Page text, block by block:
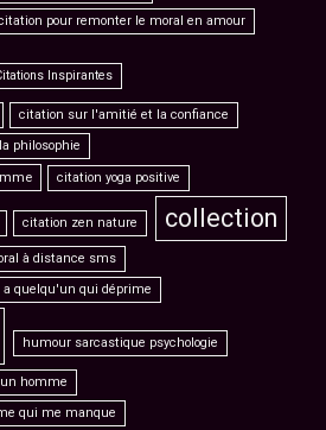
pour remonter le moral en amour
Inspirantes
citation sur l'amitié et la confiance
philosophie
citation yoga positive
citation zen nature collection
à distance sms
quelqu'un qui déprime
humour sarcastique psychologie
homme
qui me manque